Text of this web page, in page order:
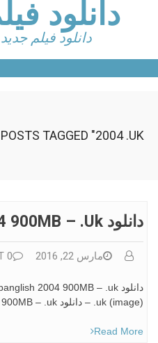
دانلود
دانلود فیلم
POSTS TAGGED "2004 .UK"
دانلود Spanglish 2004 900MB – .uk
مارس 22, 2016 0 COMMENT
– .uk (image) دانلود Spanglish 2004 900MB – .uk مجله اتومبیل
Read More